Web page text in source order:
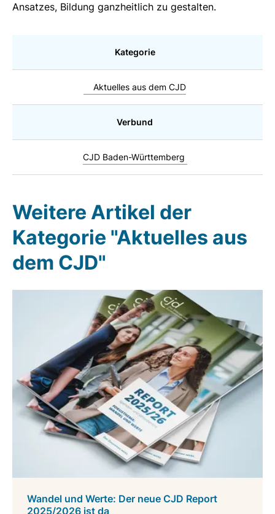
Ansatzes, Bildung ganzheitlich zu gestalten.
Kategorie
Aktuelles aus dem CJD
Verbund
CJD Baden-Württemberg
Weitere Artikel der
Kategorie "Aktuelles aus
dem CJD"
Wandel und Werte: Der neue CJD Report
2025/2026 ist da